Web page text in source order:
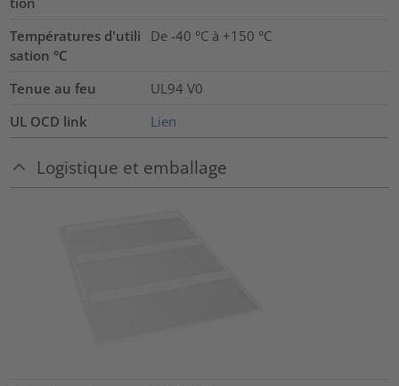
Températures d'utili
sation °C
De -40 °C à +150 °C
Tenue au feu
UL94 V0
UL OCD link
Lien
Logistique et emballage